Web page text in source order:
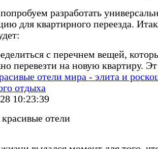
разработать
для квартирного переезда.
с перечнем вещей,
перевезти на новую квартиру. Эт
отели мира - элита и
отдыха
10:23:39